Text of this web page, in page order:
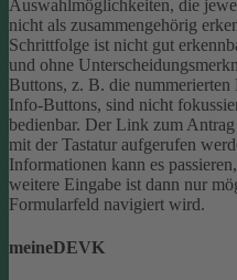
Auswahlmöglichkeiten, die
nicht als zusammengehörig
Schrittfolge ist nicht gut
und ohne
Buttons, z. B. die nummerierten
Info-Buttons, sind nicht
bedienbar. Der Link zum
mit der Tastatur aufgerufen
Informationen kann es
weitere Eingabe ist dann nur
Formularfeld navigiert wird.
meineDEVK